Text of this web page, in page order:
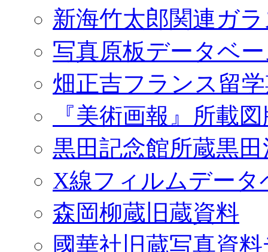
新海竹太郎関連ガ
写真原板データベ
畑正吉フランス留
『美術画報』所載
黒田記念館所蔵黒
X線フィルムデータ
森岡柳蔵旧蔵資料
國華社旧蔵写真資